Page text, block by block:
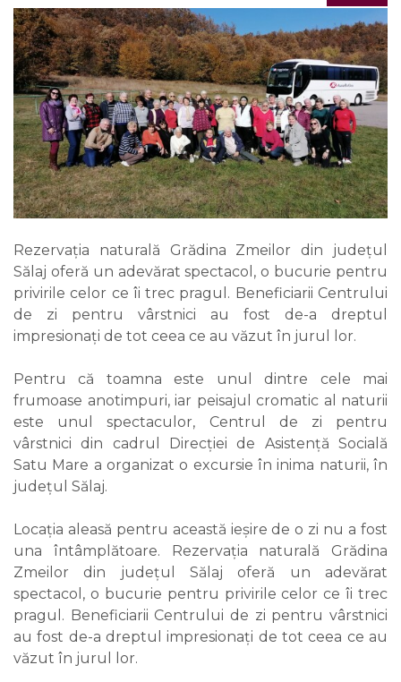
Rezervația naturală Grădina Zmeilor din județul
Sălaj oferă un adevărat spectacol, o bucurie pentru
privirile celor ce îi trec pragul. Beneficiarii Centrului
de zi pentru vârstnici au fost de-a dreptul
impresionați de tot ceea ce au văzut în jurul lor.
Pentru că toamna este unul dintre cele mai
frumoase anotimpuri, iar peisajul cromatic al naturii
este unul spectaculor, Centrul de zi pentru
vârstnici din cadrul Direcției de Asistență Socială
Satu Mare a organizat o excursie în inima naturii, în
județul Sălaj.
Locația aleasă pentru această ieșire de o zi nu a fost
una întâmplătoare. Rezervația naturală Grădina
Zmeilor din județul Sălaj oferă un adevărat
spectacol, o bucurie pentru privirile celor ce îi trec
pragul. Beneficiarii Centrului de zi pentru vârstnici
au fost de-a dreptul impresionați de tot ceea ce au
văzut în jurul lor.